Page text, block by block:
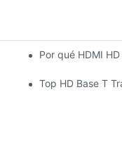
Por qué HDMI
Top HD Base T